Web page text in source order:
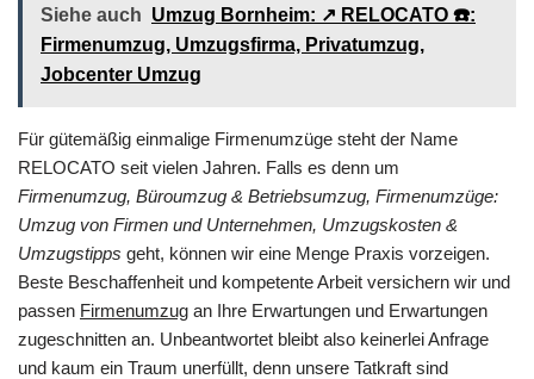
Siehe auch Umzug Bornheim: ↗️ RELOCATO ☎️:
Firmenumzug, Umzugsfirma, Privatumzug,
Jobcenter Umzug
Für gütemäßig einmalige Firmenumzüge steht der Name
RELOCATO seit vielen Jahren. Falls es denn um
Firmenumzug, Büroumzug & Betriebsumzug, Firmenumzüge:
Umzug von Firmen und Unternehmen, Umzugskosten &
Umzugstipps geht, können wir eine Menge Praxis vorzeigen.
Beste Beschaffenheit und kompetente Arbeit versichern wir und
passen Firmenumzug an Ihre Erwartungen und Erwartungen
zugeschnitten an. Unbeantwortet bleibt also keinerlei Anfrage
und kaum ein Traum unerfüllt, denn unsere Tatkraft sind